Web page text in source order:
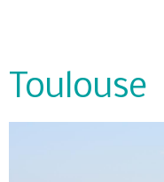
Toulouse